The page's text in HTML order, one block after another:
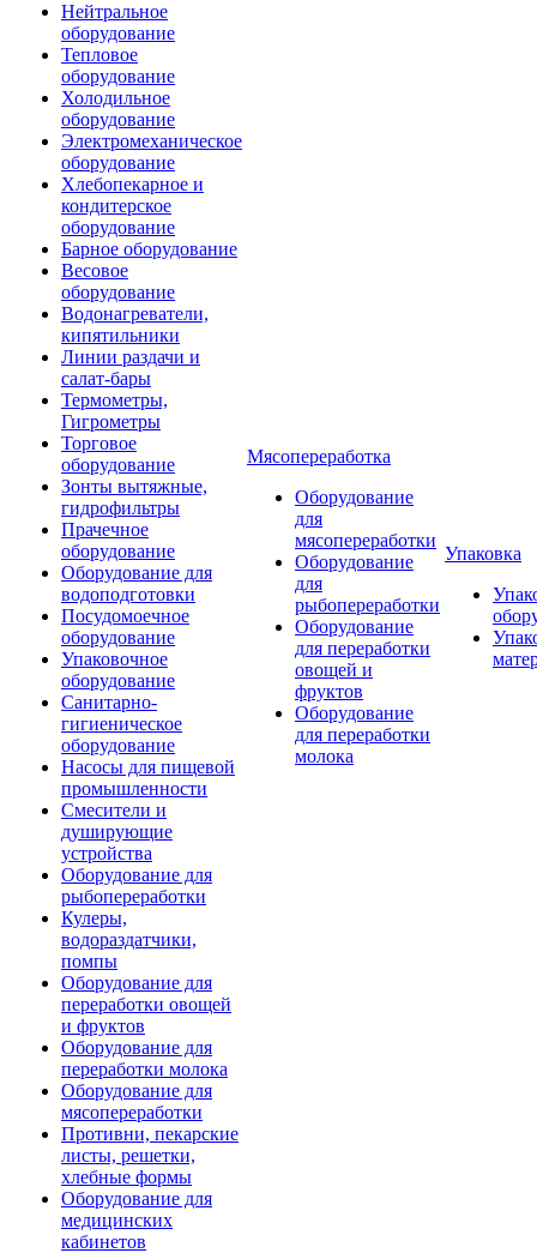
Нейтральное
оборудование
Тепловое
оборудование
Холодильное
оборудование
Электромеханическое
оборудование
Хлебопекарное и
кондитерское
оборудование
Барное оборудование
Весовое
оборудование
Водонагреватели,
кипятильники
Линии раздачи и
салат-бары
Термометры,
Гигрометры
Торговое
оборудование
Зонты вытяжные,
гидрофильтры
Прачечное
оборудование
Оборудование для
водоподготовки
Посудомоечное
оборудование
Упаковочное
оборудование
Санитарно-
гигиеническое
оборудование
Насосы для пищевой
промышленности
Смесители и
душирующие
устройства
Оборудование для
рыбопереработки
Кулеры,
водораздатчики,
помпы
Оборудование для
переработки овощей
и фруктов
Оборудование для
переработки молока
Оборудование для
мясопереработки
Противни, пекарские
листы, решетки,
хлебные формы
Оборудование для
медицинских
кабинетов
Мясопереработка
Оборудование
для
мясопереработки
Оборудование
для
рыбопереработки
Оборудование
для переработки
овощей и
фруктов
Оборудование
для переработки
молока
Упаковка